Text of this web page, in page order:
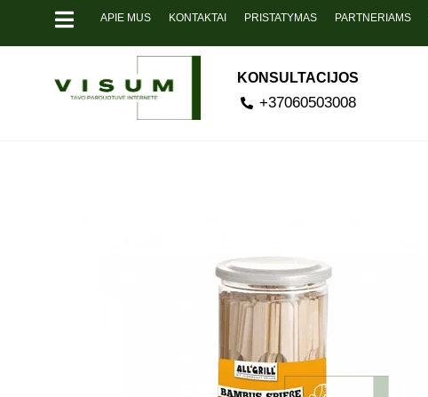
APIE MUS KONTAKTAI PRISTATYMAS PARTNERIAMS
KONSULTACIJOS
+37060503008